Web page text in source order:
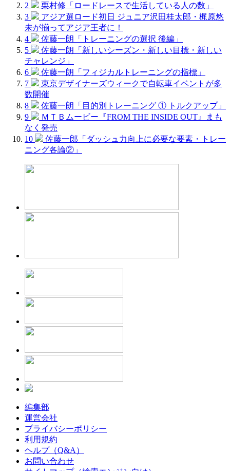
2
栗村修「ロードレースで生活している人の数」
3
アジア選ロード初日 ジュニア沢田桂太郎・梶原悠
未が揃ってアジア王者に！
4
佐藤一朗「トレーニングの選択 後編」
5
佐藤一朗「新しいシーズン・新しい目標・新しい
チャレンジ」
6
佐藤一朗「フィジカルトレーニングの指標」
7
東京デザイナーズウィークで自転車イベントが多
数開催
8
佐藤一朗「目的別トレーニング ① トルクアップ」
9
ＭＴＢムービー『FROM THE INSIDE OUT』まも
なく発売
10
佐藤一郎「ダッシュ力向上に必要な要素・トレー
ニング各論②」
編集部
運営会社
プライバシーポリシー
利用規約
ヘルプ（Q&A）
お問い合わせ